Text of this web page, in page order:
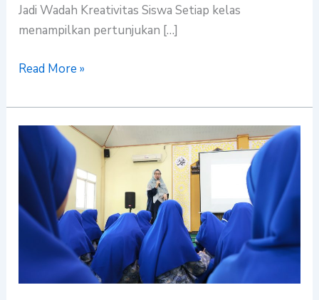
Jadi Wadah Kreativitas Siswa Setiap kelas
menampilkan pertunjukan […]
Read More »
SMP
Islam
Plus
Baitul
Maal
Bekali
Peserta